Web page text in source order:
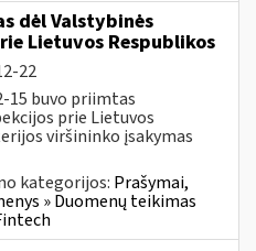
dėl Valstybinės
Lietuvos Respublikos
22
15 buvo priimtas
prie Lietuvos
viršininko įsakymas
kategorijos: Prašymai,
» Duomenų teikimas